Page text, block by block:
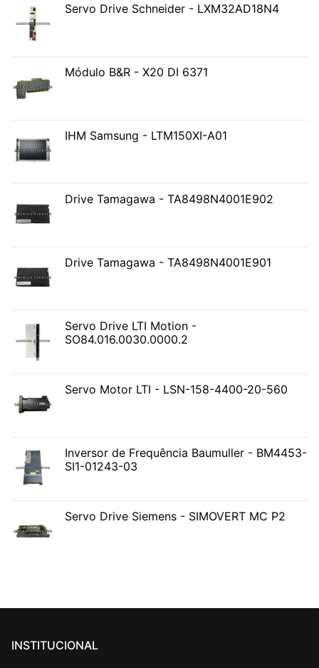
Servo Drive Schneider - LXM32AD18N4
Módulo B&R - X20 DI 6371
IHM Samsung - LTM150XI-A01
Drive Tamagawa - TA8498N4001E902
Drive Tamagawa - TA8498N4001E901
Servo Drive LTI Motion -
SO84.016.0030.0000.2
Servo Motor LTI - LSN-158-4400-20-560
Inversor de Frequência Baumuller - BM4453-
SI1-01243-03
Servo Drive Siemens - SIMOVERT MC P2
INSTITUCIONAL